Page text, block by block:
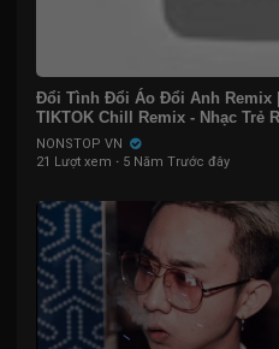
Đổi Tình Đổi Áo Đổi Anh Remix
TIKTOK Chill Remix - Nhạc Trẻ
NONSTOP VN
21 Lượt xem · 5 Năm Trước đây